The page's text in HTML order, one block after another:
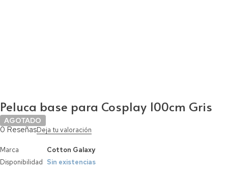
Peluca base para Cosplay 100cm Gris
AGOTADO
0 ReseñasDeja tu valoración
Marca
Cotton Galaxy
Disponibilidad Sin existencias